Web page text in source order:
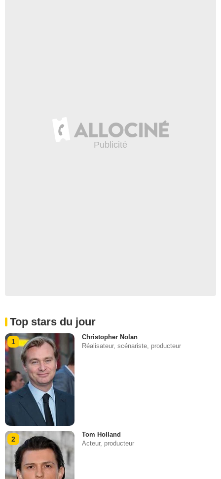
Top stars du jour
1
Christopher Nolan
Réalisateur, scénariste, producteur
2
Tom Holland
Acteur, producteur